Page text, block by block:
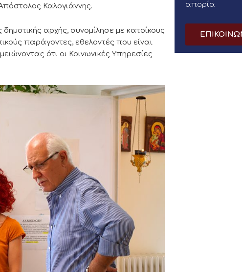
Καλογιάννης.
αρχής, συνομίλησε με κατοίκους
παράγοντες, εθελοντές που είναι
ότι οι Κοινωνικές Υπηρεσίες
απορία